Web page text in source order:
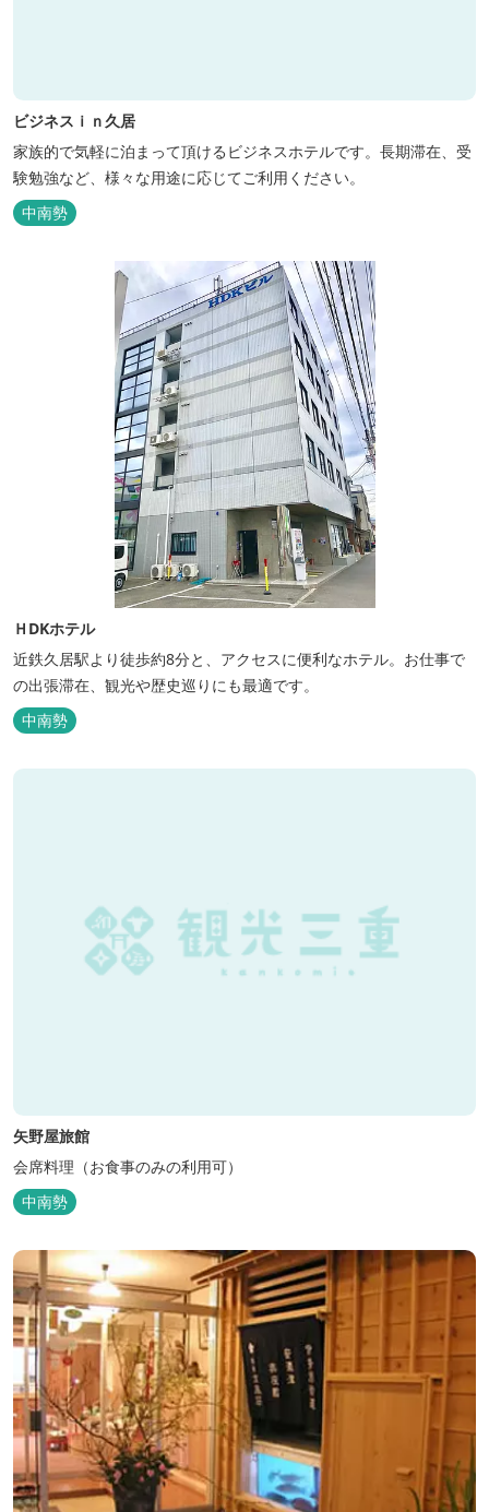
ビジネスｉｎ久居
家族的で気軽に泊まって頂けるビジネスホテルです。長期滞在、受
験勉強など、様々な用途に応じてご利用ください。
中南勢
ＨDKホテル
近鉄久居駅より徒歩約8分と、アクセスに便利なホテル。お仕事で
の出張滞在、観光や歴史巡りにも最適です。
中南勢
矢野屋旅館
会席料理（お食事のみの利用可）
中南勢